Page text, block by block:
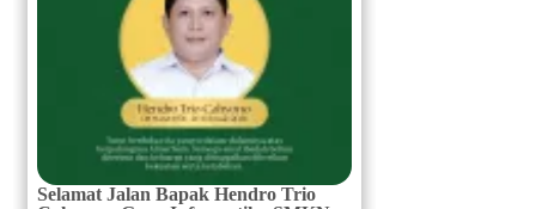
Selamat Jalan Bapak Hendro Trio